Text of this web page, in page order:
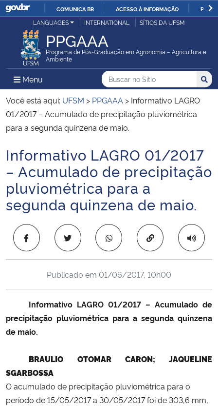
IR
O
COMUNICA BR ACESSO À INFORMAÇÃO
Ministério da Justiça e Segurança Pública
Ministério da Defesa
Ministério das Relações Exteriores
Ministério da Economia
Ministério da Infraestrutura
Ministério da Agricultura, Pecuária e Abastecimento
Ministério da Educação
Ministério da Cidadania
Ministério da Saúde
Ministério de Minas e Energia
Ministério da Ciência, Tecnologia, Inovações e Comunicações
Ministério do Meio Ambiente
Ministério do Turismo
Ministério do Desenvolvimento Regional
LANGUAGES INTERNATIONAL SÍTIOS DA UFSM
PPGAAA
Programa de Pós-Graduação em Agronomia – Agricultura e
Ambiente
Menu Menu Principal do Sítio
Busca
Buscar no no Sítio
Busca:
Você está aqui: UFSM > PPGAAA > Informativo LAGRO
01/2017 – Acumulado de precipitação pluviométrica
para a segunda quinzena de maio.
Início do conteúdo
Informativo LAGRO 01/2017
– Acumulado de precipitação
pluviométrica para a
segunda quinzena de maio.
Copiar para área
Publicado em 01/06/2017, 10h00
Informativo LAGRO 01/2017 –Acumulado de
precipitação pluviométrica para a segunda quinzena
de maio.
BRAULIO OTOMAR CARON; JAQUELINE
SGARBOSSA
O acumulado de precipitação pluviométrica para o
período de 15/05/2017 a 30/05/2017 foi de 303,6 mm,